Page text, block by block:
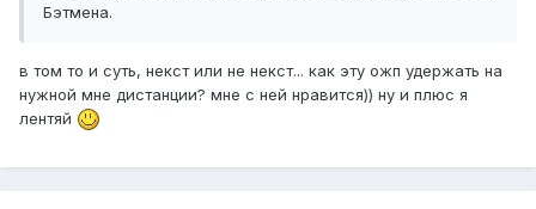
Бэтмена.
в том то и суть, некст или не некст... как эту ожп удержать на
нужной мне дистанции? мне с ней нравится)) ну и плюс я
лентяй